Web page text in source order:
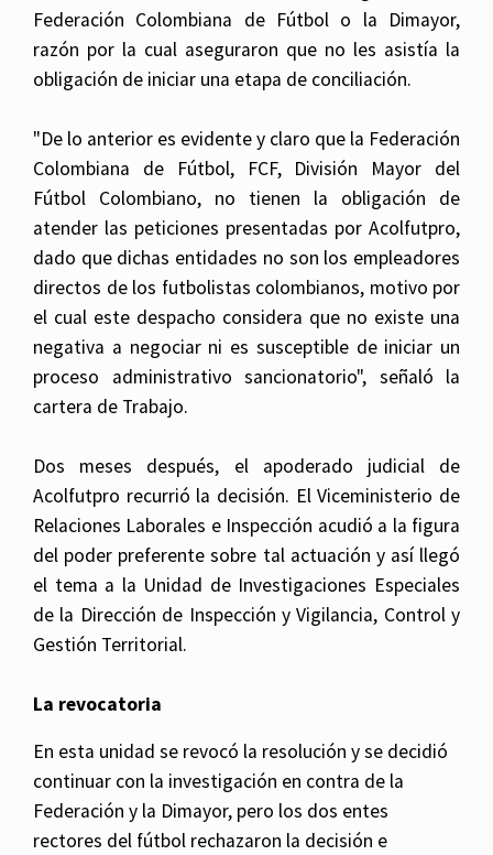
Federación Colombiana de Fútbol o la Dimayor,
razón por la cual aseguraron que no les asistía la
obligación de iniciar una etapa de conciliación.
"De lo anterior es evidente y claro que la Federación
Colombiana de Fútbol, FCF, División Mayor del
Fútbol Colombiano, no tienen la obligación de
atender las peticiones presentadas por Acolfutpro,
dado que dichas entidades no son los empleadores
directos de los futbolistas colombianos, motivo por
el cual este despacho considera que no existe una
negativa a negociar ni es susceptible de iniciar un
proceso administrativo sancionatorio", señaló la
cartera de Trabajo.
Dos meses después, el apoderado judicial de
Acolfutpro recurrió la decisión. El Viceministerio de
Relaciones Laborales e Inspección acudió a la figura
del poder preferente sobre tal actuación y así llegó
el tema a la Unidad de Investigaciones Especiales
de la Dirección de Inspección y Vigilancia, Control y
Gestión Territorial.
La revocatoria
En esta unidad se revocó la resolución y se decidió
continuar con la investigación en contra de la
Federación y la Dimayor, pero los dos entes
rectores del fútbol rechazaron la decisión e